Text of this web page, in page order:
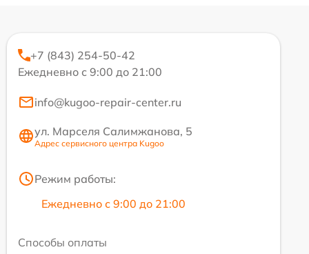
+7 (843) 254-50-42
Ежедневно с 9:00 до 21:00
info@kugoo-repair-center.ru
ул. Марселя Салимжанова, 5
Адрес сервисного центра Kugoo
Режим работы:
Ежедневно с 9:00 до 21:00
Способы оплаты